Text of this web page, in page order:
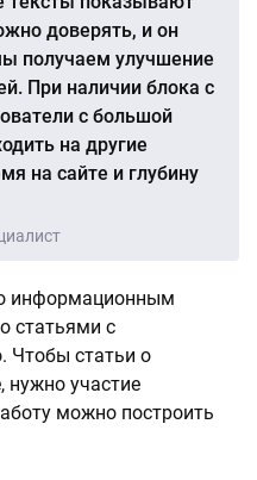
доверять, и он
получаем улучшение
При наличии блока с
с большой
на другие
на сайте и глубину
информационным
статьями с
Чтобы статьи о
нужно участие
можно построить